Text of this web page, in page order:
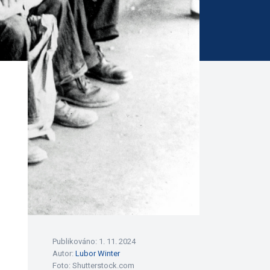
Publikováno: 1. 11. 2024
Autor: Lubor Winter
Foto: Shutterstock.com